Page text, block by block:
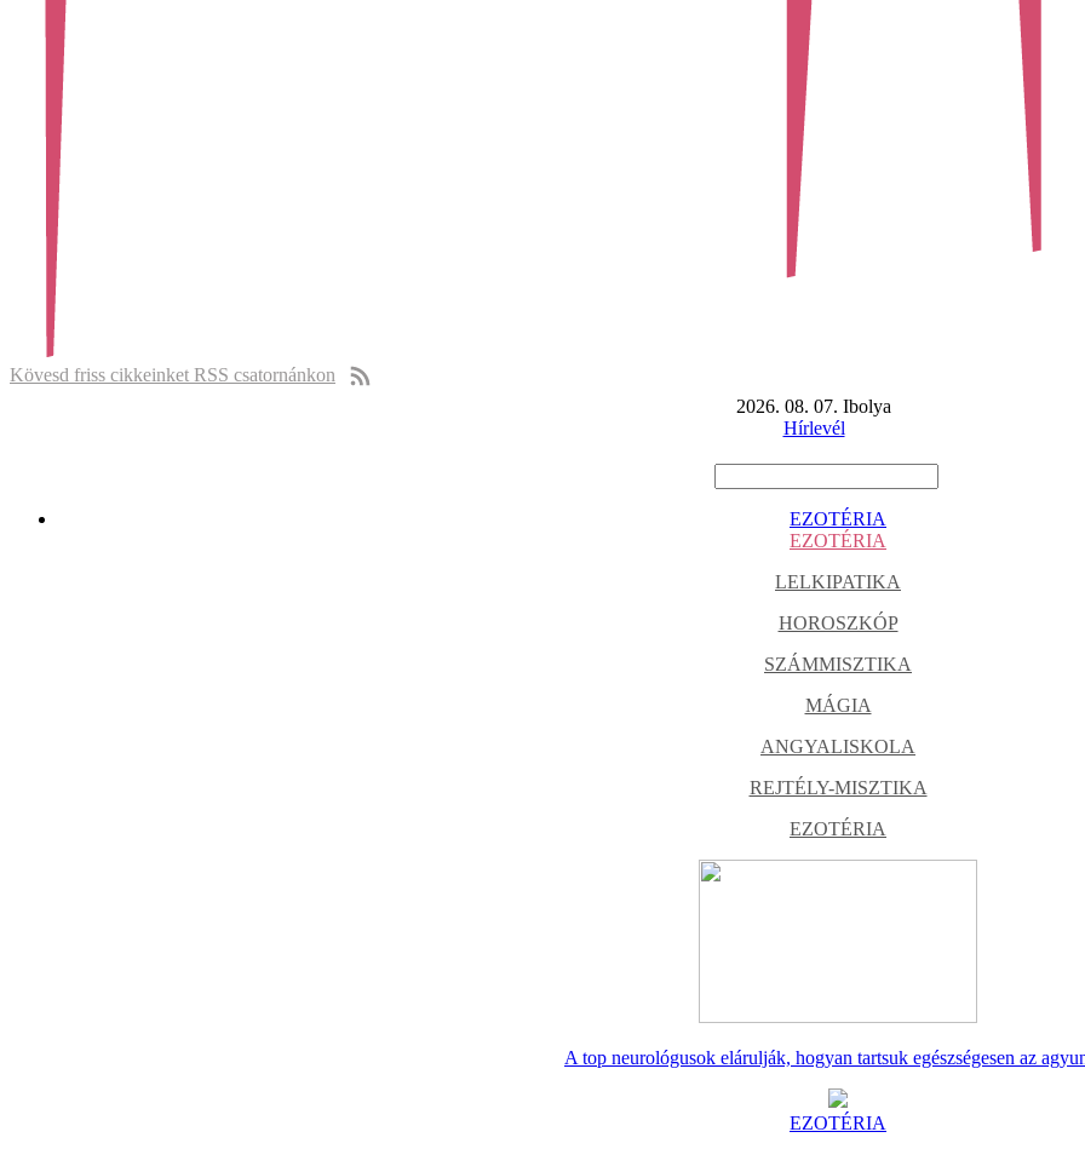
Kövesd friss cikkeinket RSS csatornánkon
2026. 08. 07. Ibolya
Hírlevél
EZOTÉRIA
EZOTÉRIA
LELKIPATIKA
HOROSZKÓP
SZÁMMISZTIKA
MÁGIA
ANGYALISKOLA
REJTÉLY-MISZTIKA
EZOTÉRIA
A top neurológusok elárulják, hogyan tartsuk egészségesen az
EZOTÉRIA